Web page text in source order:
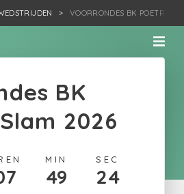
VOORRONDES BK POETRY
BK
2026
MIN
49
SEC
24